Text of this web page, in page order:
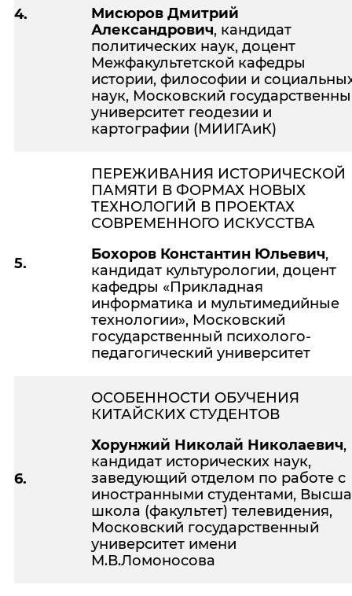
4.
Мисюров Дмитрий
Александрович, кандидат
политических наук, доцент
Межфакультетской кафедры
истории, философии и
наук, Московский
университет геодезии и
картографии (МИИГАиК)
5.
ПЕРЕЖИВАНИЯ ИСТОРИЧЕСКОЙ
ПАМЯТИ В ФОРМАХ НОВЫХ
ТЕХНОЛОГИЙ В ПРОЕКТАХ
СОВРЕМЕННОГО ИСКУССТВА
Бохоров Константин Юльевич,
кандидат культурологии, доцент
кафедры «Прикладная
информатика и мультимедийные
технологии», Московский
государственный психолого-
педагогический университет
6.
ОСОБЕННОСТИ ОБУЧЕНИЯ
КИТАЙСКИХ СТУДЕНТОВ
Хорунжий Николай Николаевич,
кандидат исторических наук,
заведующий отделом по работе с
иностранными студентами,
школа (факультет) телевидения,
Московский государственный
университет имени
М.В.Ломоносова